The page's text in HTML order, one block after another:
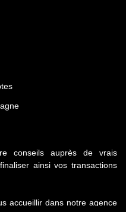
conseils auprès de vrais
ainsi vos transactions
accueillir dans notre agence